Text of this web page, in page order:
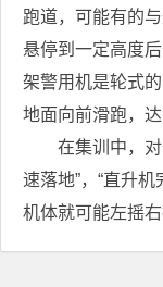
跑道，可能有的
悬停到一定高度
架警用机是轮式
地面向前滑跑，
在集训中，对
速落地”，“直升
机体就可能左摇